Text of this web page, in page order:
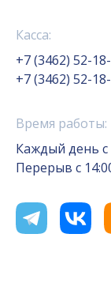
Касса:
+7 (3462) 52-
+7 (3462) 52-
Время работы:
Каждый день с
Перерыв с